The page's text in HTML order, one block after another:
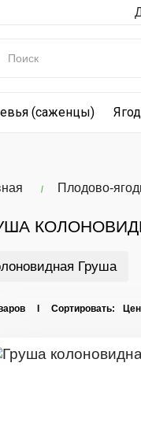
(саженцы)
Плодово-
Груша
I Сортировать: